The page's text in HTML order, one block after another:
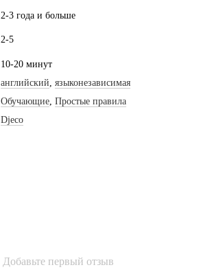
2-3 года и больше
2-5
10-20 минут
английский языконезависимая
Обучающие Простые правила
Djeco
Добавьте первый отзыв